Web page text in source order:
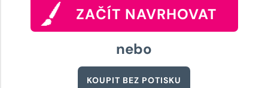
ZAČÍT NAVRHOVAT
nebo
KOUPIT BEZ POTISKU